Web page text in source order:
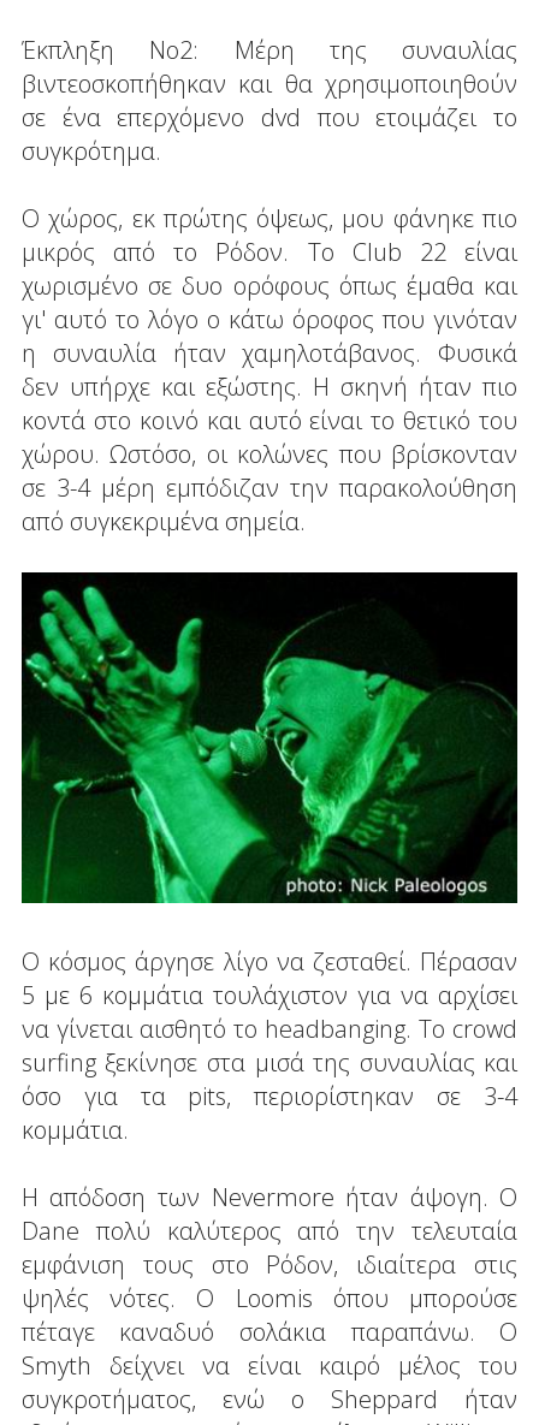
Έκπληξη Νο2: Μέρη της συναυλίας
βιντεοσκοπήθηκαν και θα χρησιμοποιηθούν
σε ένα επερχόμενο dvd που ετοιμάζει το
συγκρότημα.
Ο χώρος, εκ πρώτης όψεως, μου φάνηκε πιο
μικρός από το Ρόδον. Το Club 22 είναι
χωρισμένο σε δυο ορόφους όπως έμαθα και
γι' αυτό το λόγο ο κάτω όροφος που γινόταν
η συναυλία ήταν χαμηλοτάβανος. Φυσικά
δεν υπήρχε και εξώστης. Η σκηνή ήταν πιο
κοντά στο κοινό και αυτό είναι το θετικό του
χώρου. Ωστόσο, οι κολώνες που βρίσκονταν
σε 3-4 μέρη εμπόδιζαν την παρακολούθηση
από συγκεκριμένα σημεία.
Ο κόσμος άργησε λίγο να ζεσταθεί. Πέρασαν
5 με 6 κομμάτια τουλάχιστον για να αρχίσει
να γίνεται αισθητό το headbanging. Το crowd
surfing ξεκίνησε στα μισά της συναυλίας και
όσο για τα pits, περιορίστηκαν σε 3-4
κομμάτια.
Η απόδοση των Nevermore ήταν άψογη. Ο
Dane πολύ καλύτερος από την τελευταία
εμφάνιση τους στο Ρόδον, ιδιαίτερα στις
ψηλές νότες. Ο Loomis όπου μπορούσε
πέταγε καναδυό σολάκια παραπάνω. Ο
Smyth δείχνει να είναι καιρό μέλος του
συγκροτήματος, ενώ ο Sheppard ήταν